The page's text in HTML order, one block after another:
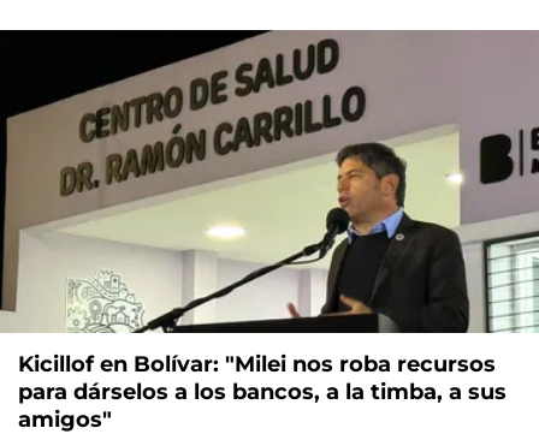
Kicillof en Bolívar: "Milei nos roba recursos
para dárselos a los bancos, a la timba, a sus
amigos"